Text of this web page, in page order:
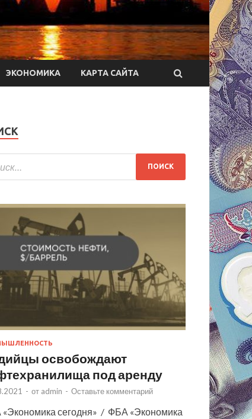
ЭКОНОМИКА КАРТА САЙТА
освобождают
под аренду
- от admin - Оставьте комментарий
сегодня» / ФБА «Экономика